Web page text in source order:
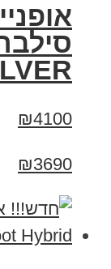
₪4100
₪3690